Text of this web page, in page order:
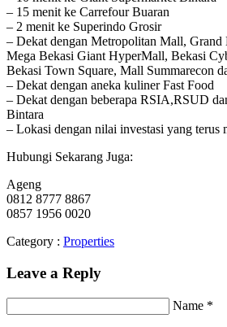
– 15 menit ke Carrefour Buaran
– 2 menit ke Superindo Grosir
– Dekat dengan Metropolitan Mall, Grand
Mega Bekasi Giant HyperMall, Bekasi
Bekasi Town Square, Mall Summarecon
– Dekat dengan aneka kuliner Fast Food
– Dekat dengan beberapa RSIA,RSUD
Bintara
– Lokasi dengan nilai investasi yang terus
Hubungi Sekarang Juga:
Ageng
0812 8777 8867
0857 1956 0020
Category : Properties
Leave a Reply
Name *